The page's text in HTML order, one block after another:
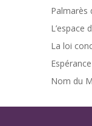
Palmarès
L’espace
La loi
Nom du